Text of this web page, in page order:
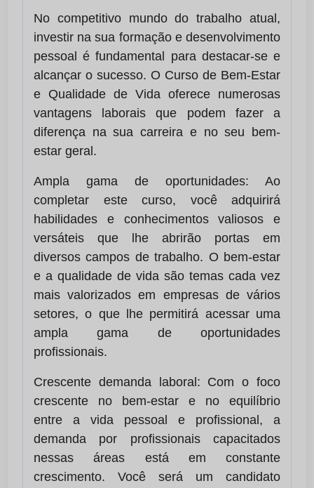
No competitivo mundo do trabalho atual,
investir na sua formação e desenvolvimento
pessoal é fundamental para destacar-se e
alcançar o sucesso. O Curso de Bem-Estar
e Qualidade de Vida oferece numerosas
vantagens laborais que podem fazer a
diferença na sua carreira e no seu bem-
estar geral.
Ampla gama de oportunidades: Ao
completar este curso, você adquirirá
habilidades e conhecimentos valiosos e
versáteis que lhe abrirão portas em
diversos campos de trabalho. O bem-estar
e a qualidade de vida são temas cada vez
mais valorizados em empresas de vários
setores, o que lhe permitirá acessar uma
ampla gama de oportunidades
profissionais.
Crescente demanda laboral: Com o foco
crescente no bem-estar e no equilíbrio
entre a vida pessoal e profissional, a
demanda por profissionais capacitados
nessas áreas está em constante
crescimento. Você será um candidato